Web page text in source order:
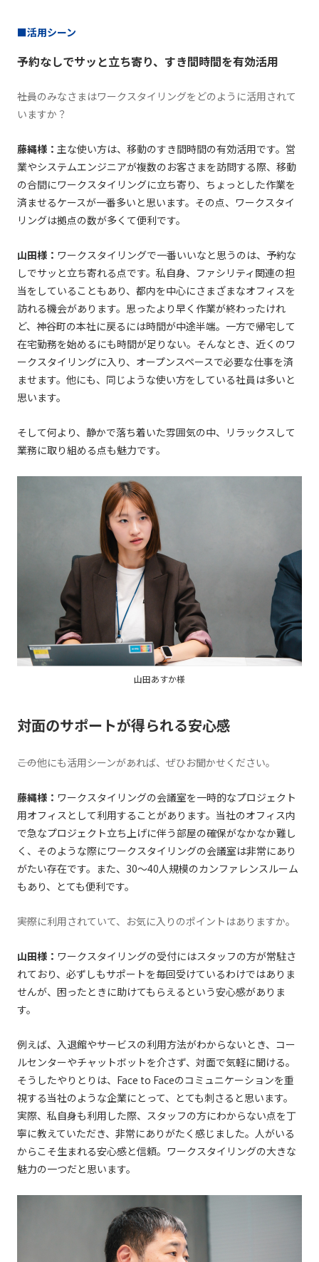
■活用シーン
予約なしでサッと立ち寄り、すき間時間を有効活用
――社員のみなさまはワークスタイリングをどのように活用されて
いますか？
藤縄様： 主な使い方は、移動のすき間時間の有効活用です。営
業やシステムエンジニアが複数のお客さまを訪問する際、移動
の合間にワークスタイリングに立ち寄り、ちょっとした作業を
済ませるケースが一番多いと思います。その点、ワークスタイ
リングは拠点の数が多くて便利です。
山田様： ワークスタイリングで一番いいなと思うのは、予約な
しでサッと立ち寄れる点です。私自身、ファシリティ関連の担
当をしていることもあり、都内を中心にさまざまなオフィスを
訪れる機会があります。思ったより早く作業が終わったけれ
ど、神谷町の本社に戻るには時間が中途半端。一方で帰宅して
在宅勤務を始めるにも時間が足りない。そんなとき、近くのワ
ークスタイリングに入り、オープンスペースで必要な仕事を済
ませます。他にも、同じような使い方をしている社員は多いと
思います。
そして何より、静かで落ち着いた雰囲気の中、リラックスして
業務に取り組める点も魅力です。
山田あすか様
対面のサポートが得られる安心感
――この他にも活用シーンがあれば、ぜひお聞かせください。
藤縄様： ワークスタイリングの会議室を一時的なプロジェクト
用オフィスとして利用することがあります。当社のオフィス内
で急なプロジェクト立ち上げに伴う部屋の確保がなかなか難し
く、そのような際にワークスタイリングの会議室は非常にあり
がたい存在です。また、30～40人規模のカンファレンスルーム
もあり、とても便利です。
――実際に利用されていて、お気に入りのポイントはありますか。
山田様： ワークスタイリングの受付にはスタッフの方が常駐さ
れており、必ずしもサポートを毎回受けているわけではありま
せんが、困ったときに助けてもらえるという安心感がありま
す。
例えば、入退館やサービスの利用方法がわからないとき、コー
ルセンターやチャットボットを介さず、対面で気軽に聞ける。
そうしたやりとりは、Face to Faceのコミュニケーションを重
視する当社のような企業にとって、とても刺さると思います。
実際、私自身も利用した際、スタッフの方にわからない点を丁
寧に教えていただき、非常にありがたく感じました。人がいる
からこそ生まれる安心感と信頼。ワークスタイリングの大きな
魅力の一つだと思います。